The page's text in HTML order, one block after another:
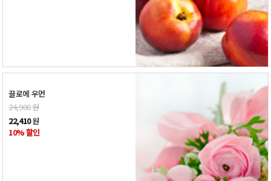
끌로에 우먼
24,900원
22,410원
10% 할인